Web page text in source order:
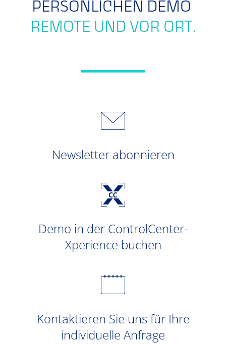
PERSÖNLICHEN DEMO
REMOTE UND VOR ORT.
Newsletter abonnieren
Demo in der ControlCenter-
Xperience buchen
Kontaktieren Sie uns für Ihre
individuelle Anfrage